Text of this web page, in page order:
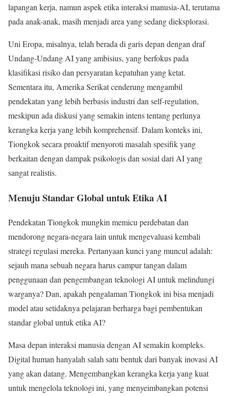
lapangan kerja, namun aspek etika interaksi manusia-AI, terutama
pada anak-anak, masih menjadi area yang sedang dieksplorasi.
Uni Eropa, misalnya, telah berada di garis depan dengan draf
Undang-Undang AI yang ambisius, yang berfokus pada
klasifikasi risiko dan persyaratan kepatuhan yang ketat.
Sementara itu, Amerika Serikat cenderung mengambil
pendekatan yang lebih berbasis industri dan self-regulation,
meskipun ada diskusi yang semakin intens tentang perlunya
kerangka kerja yang lebih komprehensif. Dalam konteks ini,
Tiongkok secara proaktif menyoroti masalah spesifik yang
berkaitan dengan dampak psikologis dan sosial dari AI yang
sangat realistis.
Menuju Standar Global untuk Etika AI
Pendekatan Tiongkok mungkin memicu perdebatan dan
mendorong negara-negara lain untuk mengevaluasi kembali
strategi regulasi mereka. Pertanyaan kunci yang muncul adalah:
sejauh mana sebuah negara harus campur tangan dalam
penggunaan dan pengembangan teknologi AI untuk melindungi
warganya? Dan, apakah pengalaman Tiongkok ini bisa menjadi
model atau setidaknya pelajaran berharga bagi pembentukan
standar global untuk etika AI?
Masa depan interaksi manusia dengan AI semakin kompleks.
Digital human hanyalah salah satu bentuk dari banyak inovasi AI
yang akan datang. Mengembangkan kerangka kerja yang kuat
untuk mengelola teknologi ini, yang menyeimbangkan potensi